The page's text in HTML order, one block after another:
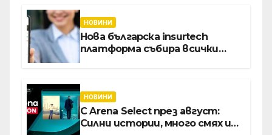
НОВИНИ
Нова българска insurtech
платформа събира всички
НОВИНИ
С Arena Select през август:
Силни истории, много смях и